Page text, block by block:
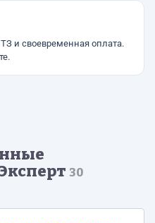
и своевременная оплата.
30